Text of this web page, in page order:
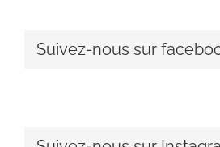
Suivez-nous sur